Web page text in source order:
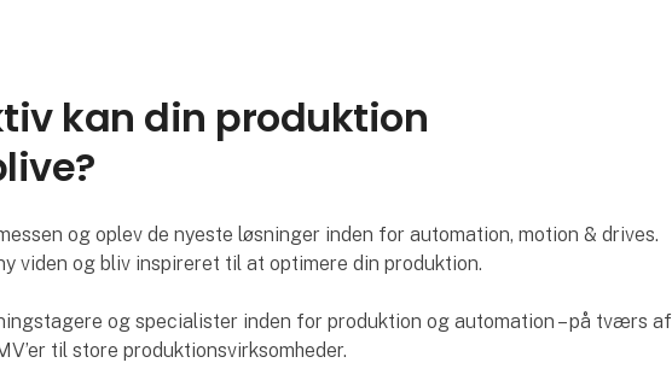
kan din produktion
og oplev de nyeste løsninger inden for automation, motion & drives.
viden og bliv inspireret til at optimere din produktion.
og specialister inden for produktion og automation – på tværs af
til store produktionsvirksomheder.